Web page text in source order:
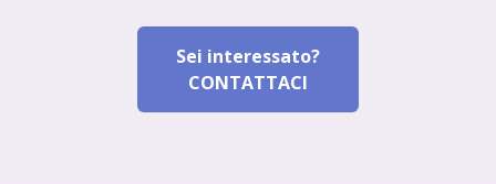
Sei interessato?
CONTATTACI